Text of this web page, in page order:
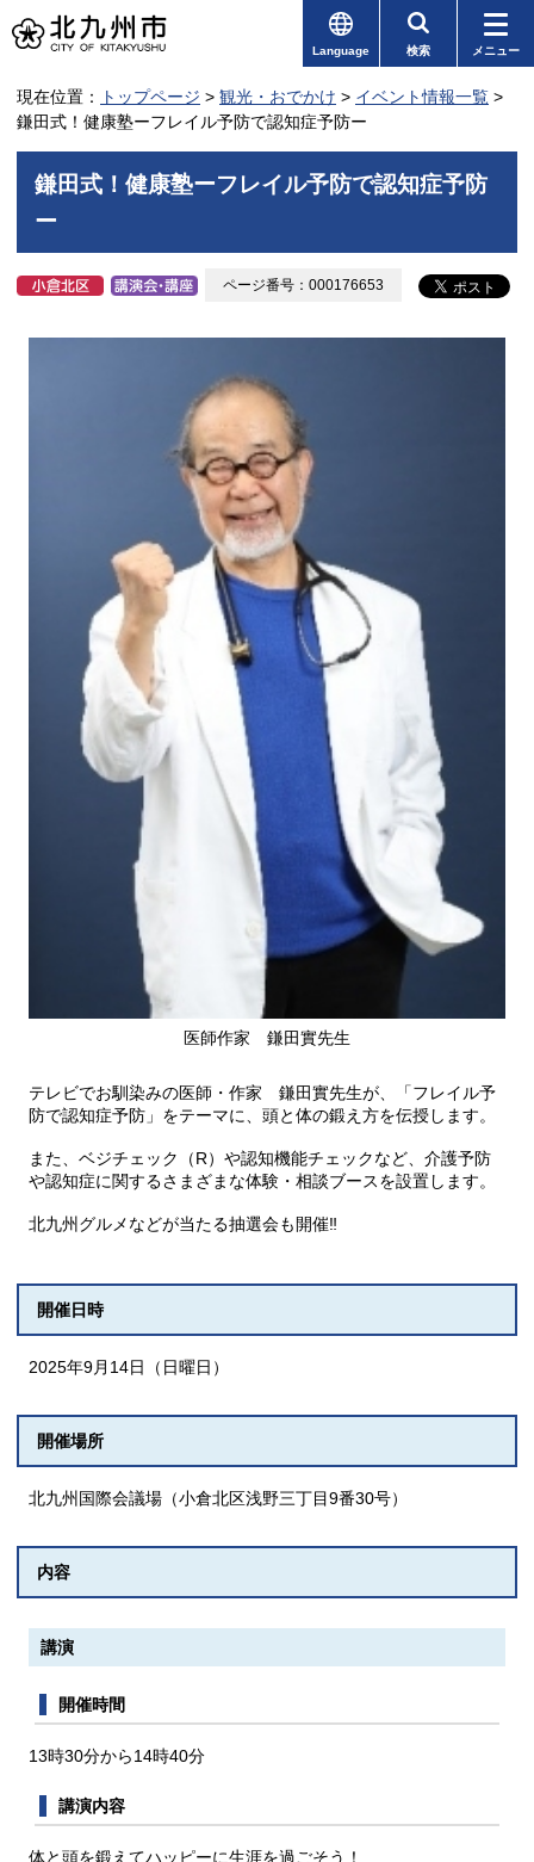
Language 検索 メニュー
現在位置： トップページ > 観光・おでかけ > イベント情報一覧 >
鎌田式！健康塾ーフレイル予防で認知症予防ー
鎌田式！健康塾ーフレイル予防で認知症予防
ー
ページ番号：000176653
医師作家 鎌田實先生
テレビでお馴染みの医師・作家 鎌田實先生が、「フレイル予
防で認知症予防」をテーマに、頭と体の鍛え方を伝授します。
また、ベジチェック（R）や認知機能チェックなど、介護予防
や認知症に関するさまざまな体験・相談ブースを設置します。
北九州グルメなどが当たる抽選会も開催‼
開催日時
2025年9月14日（日曜日）
開催場所
北九州国際会議場（小倉北区浅野三丁目9番30号）
内容
講演
開催時間
13時30分から14時40分
講演内容
体と頭を鍛えてハッピーに生涯を過ごそう！